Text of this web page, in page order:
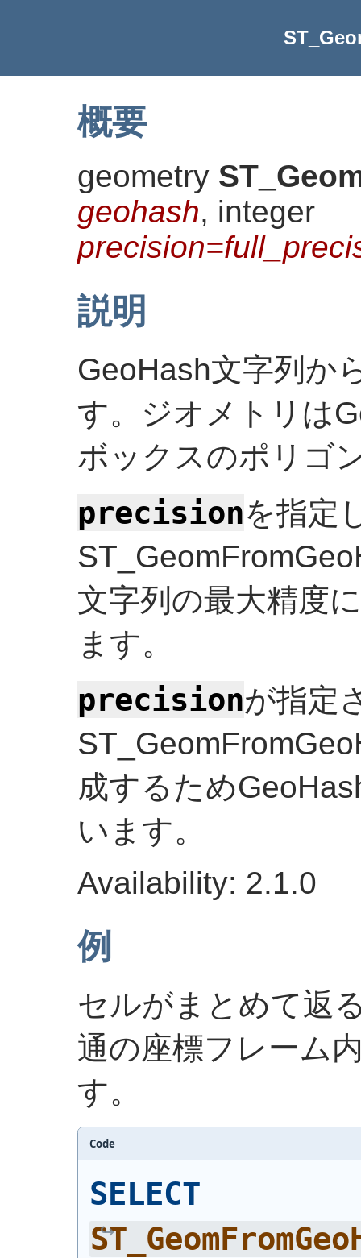
概要
geometry
geohash, integer
説明
GeoHash文字列か
す。ジオメトリは
ボックスのポリゴ
precisionを指定
文字列の最大精度
ます。
precisionが指定
成するため
います。
Availability: 2.1.0
例
セルがまとめて返
通の座標フレーム
す。
Code
SELECT